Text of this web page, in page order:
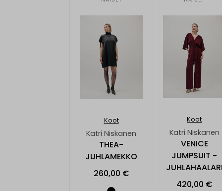
Koot
Katri Niskanen
THEA-
JUHLAMEKKO
260,00 €
Koot
Katri Niskanen
VENICE
JUMPSUIT -
420,00 €